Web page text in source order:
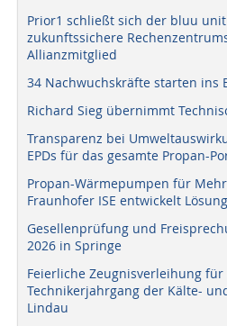
Prior1 schließt sich der bluu
zukunftssichere
Allianzmitglied
34 Nachwuchskräfte starten ins
Richard Sieg übernimmt
Transparenz bei
EPDs für das gesamte Propan-
Propan-Wärmepumpen für
Fraunhofer ISE entwickelt
Gesellenprüfung und
2026 in Springe
Feierliche Zeugnisverleihung
Technikerjahrgang der Kälte-
Lindau